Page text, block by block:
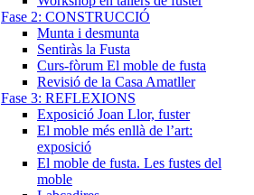
Fase 2: CONSTRUCCIÓ
Munta i desmunta
Sentiràs la Fusta
Curs-fòrum El moble de fusta
Revisió de la Casa Amatller
Fase 3: REFLEXIONS
Exposició Joan Llor, fuster
El moble més enllà de l’art:
exposició
El moble de fusta. Les fustes del
moble